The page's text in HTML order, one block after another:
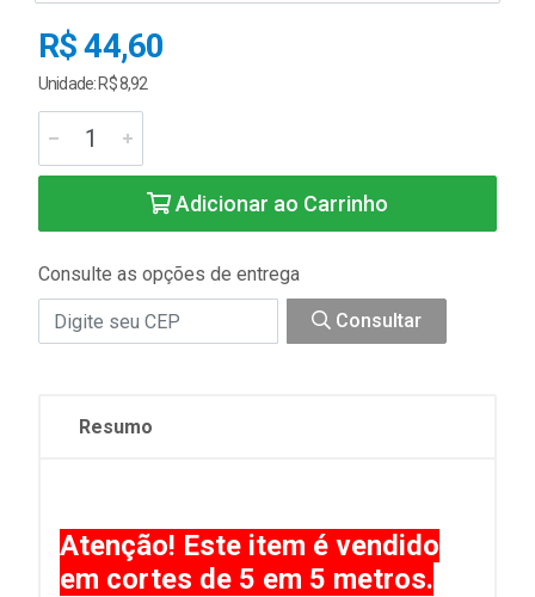
R$ 44,60
Unidade: R$ 8,92
Adicionar ao Carrinho
Consulte as opções de entrega
Consultar
Resumo
Atenção! Este item é vendido
em cortes de 5 em 5 metros.